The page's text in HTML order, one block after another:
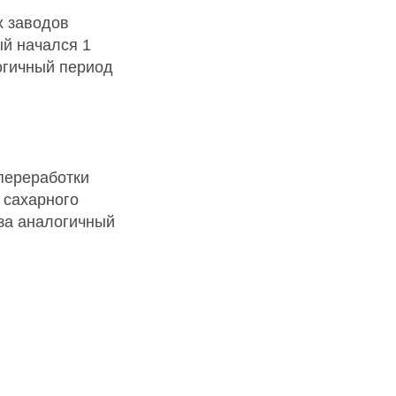
заводов
начался 1
период
аналогичный